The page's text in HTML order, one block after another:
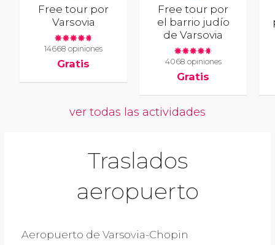
Free tour por
Varsovia
14668 opiniones
Gratis
Free tour por
el barrio judío
de Varsovia
4068 opiniones
Gratis
ver todas las actividades
Traslados
aeropuerto
Aeropuerto de Varsovia-Chopin